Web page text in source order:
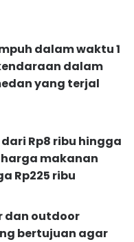
dalam waktu 1
dalam
yang terjal
Rp8 ribu hingga
harga makanan
Rp225 ribu
dan outdoor
bertujuan agar